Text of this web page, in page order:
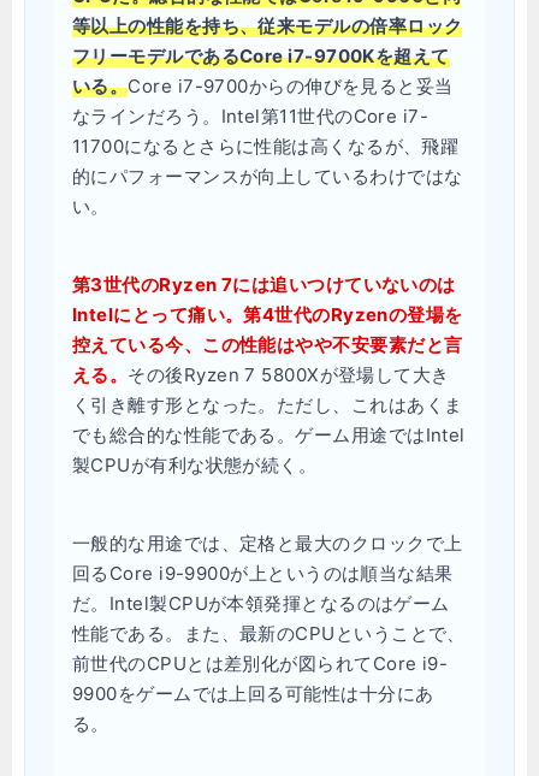
等以上の性能を持ち、従来モデルの倍率ロック
フリーモデルであるCore i7-9700Kを超えて
いる。Core i7-9700からの伸びを見ると妥当
なラインだろう。Intel第11世代のCore i7-
11700になるとさらに性能は高くなるが、飛躍
的にパフォーマンスが向上しているわけではな
い。
第3世代のRyzen 7には追いつけていないのは
Intelにとって痛い。第4世代のRyzenの登場を
控えている今、この性能はやや不安要素だと言
える。 その後Ryzen 7 5800Xが登場して大き
く引き離す形となった。ただし、これはあくま
でも総合的な性能である。ゲーム用途ではIntel
製CPUが有利な状態が続く。
一般的な用途では、定格と最大のクロックで上
回るCore i9-9900が上というのは順当な結果
だ。Intel製CPUが本領発揮となるのはゲーム
性能である。また、最新のCPUということで、
前世代のCPUとは差別化が図られてCore i9-
9900をゲームでは上回る可能性は十分にあ
る。